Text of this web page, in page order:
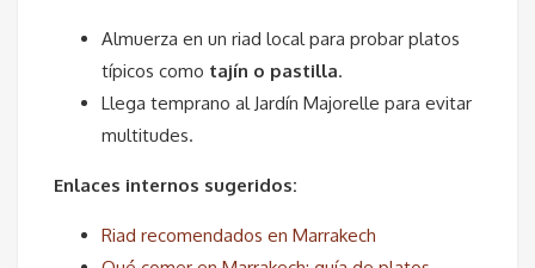
Almuerza en un riad local para probar platos
típicos como tajín o pastilla.
Llega temprano al Jardín Majorelle para evitar
multitudes.
Enlaces internos sugeridos:
Riad recomendados en Marrakech